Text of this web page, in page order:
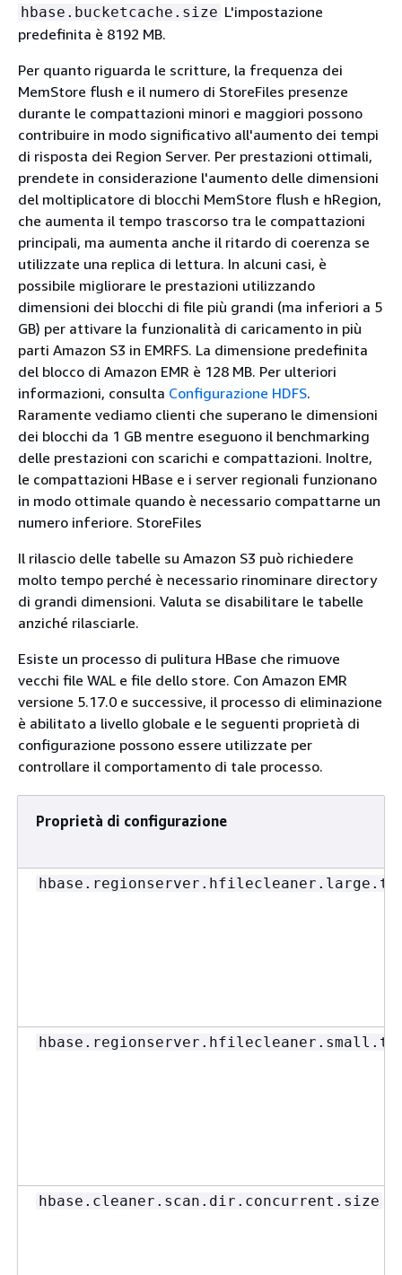
hbase.bucketcache.size L'impostazione
predefinita è 8192 MB.
Per quanto riguarda le scritture, la frequenza dei
MemStore flush e il numero di StoreFiles presenze
durante le compattazioni minori e maggiori possono
contribuire in modo significativo all'aumento dei tempi
di risposta dei Region Server. Per prestazioni ottimali,
prendete in considerazione l'aumento delle dimensioni
del moltiplicatore di blocchi MemStore flush e hRegion,
che aumenta il tempo trascorso tra le compattazioni
principali, ma aumenta anche il ritardo di coerenza se
utilizzate una replica di lettura. In alcuni casi, è
possibile migliorare le prestazioni utilizzando
dimensioni dei blocchi di file più grandi (ma inferiori a 5
GB) per attivare la funzionalità di caricamento in più
parti Amazon S3 in EMRFS. La dimensione predefinita
del blocco di Amazon EMR è 128 MB. Per ulteriori
informazioni, consulta Configurazione HDFS.
Raramente vediamo clienti che superano le dimensioni
dei blocchi da 1 GB mentre eseguono il benchmarking
delle prestazioni con scarichi e compattazioni. Inoltre,
le compattazioni HBase e i server regionali funzionano
in modo ottimale quando è necessario compattarne un
numero inferiore. StoreFiles
Il rilascio delle tabelle su Amazon S3 può richiedere
molto tempo perché è necessario rinominare directory
di grandi dimensioni. Valuta se disabilitare le tabelle
anziché rilasciarle.
Esiste un processo di pulitura HBase che rimuove
vecchi file WAL e file dello store. Con Amazon EMR
versione 5.17.0 e successive, il processo di eliminazione
è abilitato a livello globale e le seguenti proprietà di
configurazione possono essere utilizzate per
controllare il comportamento di tale processo.
Proprietà di configurazione
hbase.cleaner.scan.dir.concurrent.size